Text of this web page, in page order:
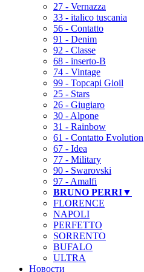
27 - Vernazza
33 - italico tuscania
56 - Contatto
91 - Denim
92 - Classe
68 - inserto-B
74 - Vintage
99 - Topcapi Gioil
25 - Stars
26 - Giugiaro
30 - Alpone
31 - Rainbow
61 - Contatto Evolution
67 - Idea
77 - Military
90 - Swarovski
97 - Amalfi
BRUNO PERRI▼
FLORENCE
NAPOLI
PERFETTO
SORRENTO
BUFALO
ULTRA
Новости